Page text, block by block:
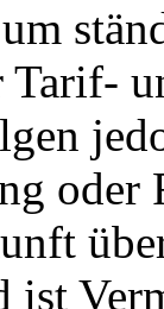
oder
ist